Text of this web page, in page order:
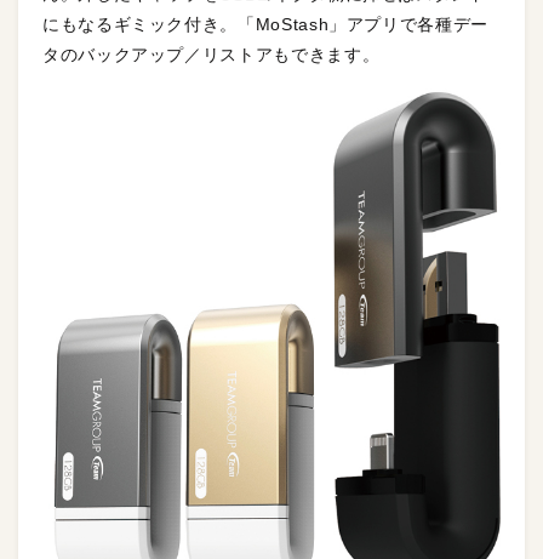
にもなるギミック付き。「MoStash」アプリで各種デー
タのバックアップ／リストアもできます。